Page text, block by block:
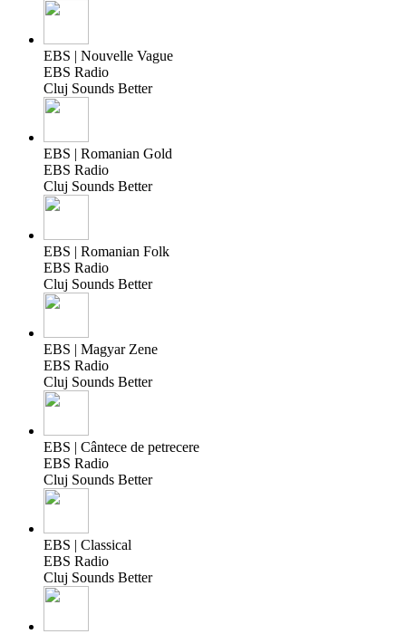
EBS | Nouvelle Vague
EBS Radio
Cluj Sounds Better
EBS | Romanian Gold
EBS Radio
Cluj Sounds Better
EBS | Romanian Folk
EBS Radio
Cluj Sounds Better
EBS | Magyar Zene
EBS Radio
Cluj Sounds Better
EBS | Cântece de petrecere
EBS Radio
Cluj Sounds Better
EBS | Classical
EBS Radio
Cluj Sounds Better